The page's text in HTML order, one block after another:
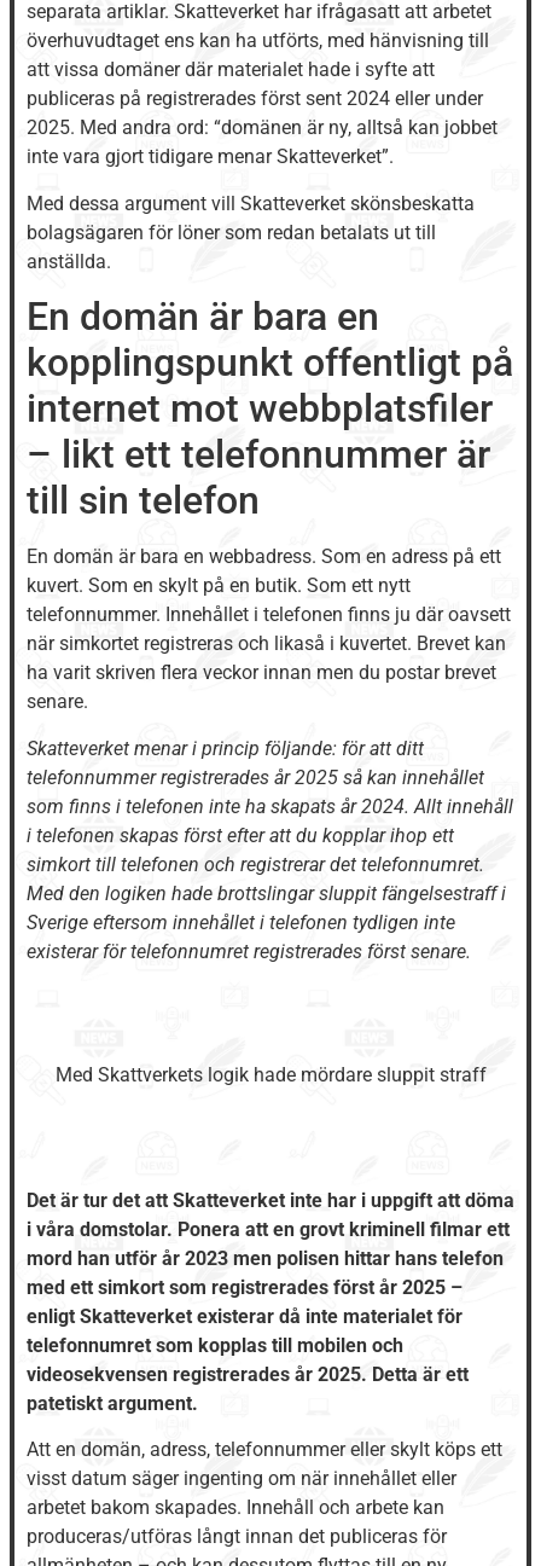
separata artiklar. Skatteverket har ifrågasatt att arbetet
överhuvudtaget ens kan ha utförts, med hänvisning till
att vissa domäner där materialet hade i syfte att
publiceras på registrerades först sent 2024 eller under
2025. Med andra ord: “domänen är ny, alltså kan jobbet
inte vara gjort tidigare menar Skatteverket”.
Med dessa argument vill Skatteverket skönsbeskatta
bolagsägaren för löner som redan betalats ut till
anställda.
En domän är bara en
kopplingspunkt offentligt på
internet mot webbplatsfiler
– likt ett telefonnummer är
till sin telefon
En domän är bara en webbadress. Som en adress på ett
kuvert. Som en skylt på en butik. Som ett nytt
telefonnummer. Innehållet i telefonen finns ju där oavsett
när simkortet registreras och likaså i kuvertet. Brevet kan
ha varit skriven flera veckor innan men du postar brevet
senare.
Skatteverket menar i princip följande: för att ditt
telefonnummer registrerades år 2025 så kan innehållet
som finns i telefonen inte ha skapats år 2024. Allt innehåll
i telefonen skapas först efter att du kopplar ihop ett
simkort till telefonen och registrerar det telefonnumret.
Med den logiken hade brottslingar sluppit fängelsestraff i
Sverige eftersom innehållet i telefonen tydligen inte
existerar för telefonnumret registrerades först senare.
Med Skattverkets logik hade mördare sluppit straff
Det är tur det att Skatteverket inte har i uppgift att döma
i våra domstolar. Ponera att en grovt kriminell filmar ett
mord han utför år 2023 men polisen hittar hans telefon
med ett simkort som registrerades först år 2025 –
enligt Skatteverket existerar då inte materialet för
telefonnumret som kopplas till mobilen och
videosekvensen registrerades år 2025. Detta är ett
patetiskt argument.
Att en domän, adress, telefonnummer eller skylt köps ett
visst datum säger ingenting om när innehållet eller
arbetet bakom skapades. Innehåll och arbete kan
produceras/utföras långt innan det publiceras för